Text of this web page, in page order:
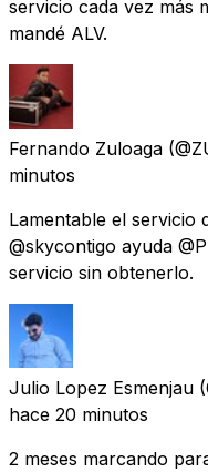
servicio cada vez más
mandé ALV.
Fernando Zuloaga
minutos
Lamentable el servicio
@skycontigo ayuda
servicio sin obtenerlo.
Julio Lopez Esmenjau
hace 20 minutos
2 meses marcando